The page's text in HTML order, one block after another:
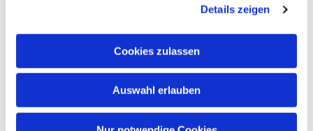
Details zeigen
Cookies zulassen
Auswahl erlauben